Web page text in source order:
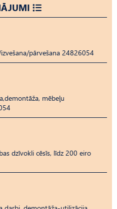
pārvešana 24826054
mēbeļu
dzīvokli cēsīs, līdz 200 eiro